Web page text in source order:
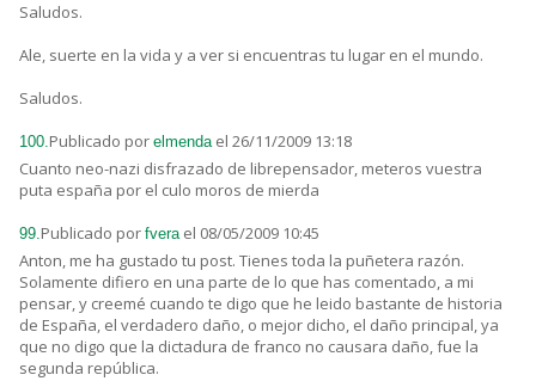
Saludos.
Ale, suerte en la vida y a ver si encuentras tu lugar en el mundo.
Saludos.
100.Publicado por elmenda el 26/11/2009 13:18
Cuanto neo-nazi disfrazado de librepensador, meteros vuestra
puta españa por el culo moros de mierda
99.Publicado por fvera el 08/05/2009 10:45
Anton, me ha gustado tu post. Tienes toda la puñetera razón.
Solamente difiero en una parte de lo que has comentado, a mi
pensar, y creemé cuando te digo que he leido bastante de historia
de España, el verdadero daño, o mejor dicho, el daño principal, ya
que no digo que la dictadura de franco no causara daño, fue la
segunda república.